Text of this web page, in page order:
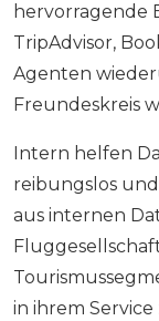
hervorragende
TripAdvisor,
Agenten
Freundeskreis
Intern helfen
reibungslos
aus internen
in ihrem